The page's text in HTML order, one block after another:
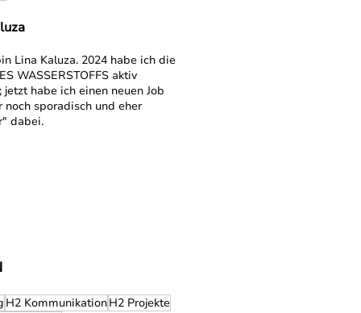
Lina Kaluza. 2024 habe ich die
WASSERSTOFFS aktiv
jetzt habe ich einen neuen Job
noch sporadisch und eher
dabei.
H2 KommunikationH2 Projekte